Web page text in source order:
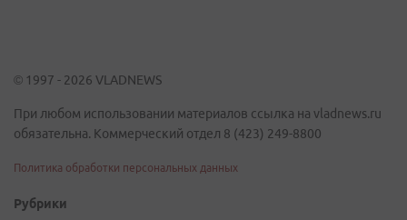
© 1997 - 2026 VLADNEWS
При любом использовании материалов ссылка на vladnews.ru
обязательна. Коммерческий отдел 8 (423) 249-8800
Политика обработки персональных данных
Рубрики